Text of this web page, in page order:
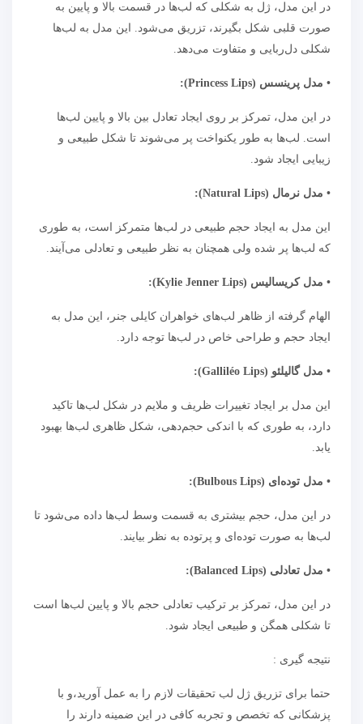
در این مدل، ژل به شکلی که لب‌ها در قسمت بالا و پایین به
صورت قلبی شکل بگیرند، تزریق می‌شود. این مدل به لب‌ها
شکلی دل‌ربایی و متفاوت می‌دهد.
• مدل پرینسس (Princess Lips):
در این مدل، تمرکز بر روی ایجاد تعادل بین بالا و پایین لب‌ها
است. لب‌ها به طور یکنواخت پر می‌شوند تا شکل طبیعی و
زیبایی ایجاد شود.
• مدل نرمال (Natural Lips):
این مدل به ایجاد حجم طبیعی در لب‌ها متمرکز است، به طوری
که لب‌ها پر شده ولی همچنان به نظر طبیعی و تعادلی می‌آیند.
• مدل کریسالیس (Kylie Jenner Lips):
الهام گرفته از ظاهر لب‌های خواهران کایلی جنر، این مدل به
ایجاد حجم و طراحی خاص در لب‌ها توجه دارد.
• مدل گالیلئو (Galliléo Lips):
این مدل بر ایجاد تغییرات ظریف و ملایم در شکل لب‌ها تاکید
دارد، به طوری که با اندکی حجم‌دهی، شکل ظاهری لب‌ها بهبود
یابد.
• مدل توده‌ای (Bulbous Lips):
در این مدل، حجم بیشتری به قسمت وسط لب‌ها داده می‌شود تا
لب‌ها به صورت توده‌ای و پرتوده به نظر بیایند.
• مدل تعادلی (Balanced Lips):
در این مدل، تمرکز بر ترکیب تعادلی حجم بالا و پایین لب‌ها است
تا شکلی همگن و طبیعی ایجاد شود.
نتیجه گیری :
حتما برای تزریق ژل لب تحقیقات لازم را به عمل آورید،و با
پزشکانی که تخصص و تجربه کافی در این ضمینه دارند را